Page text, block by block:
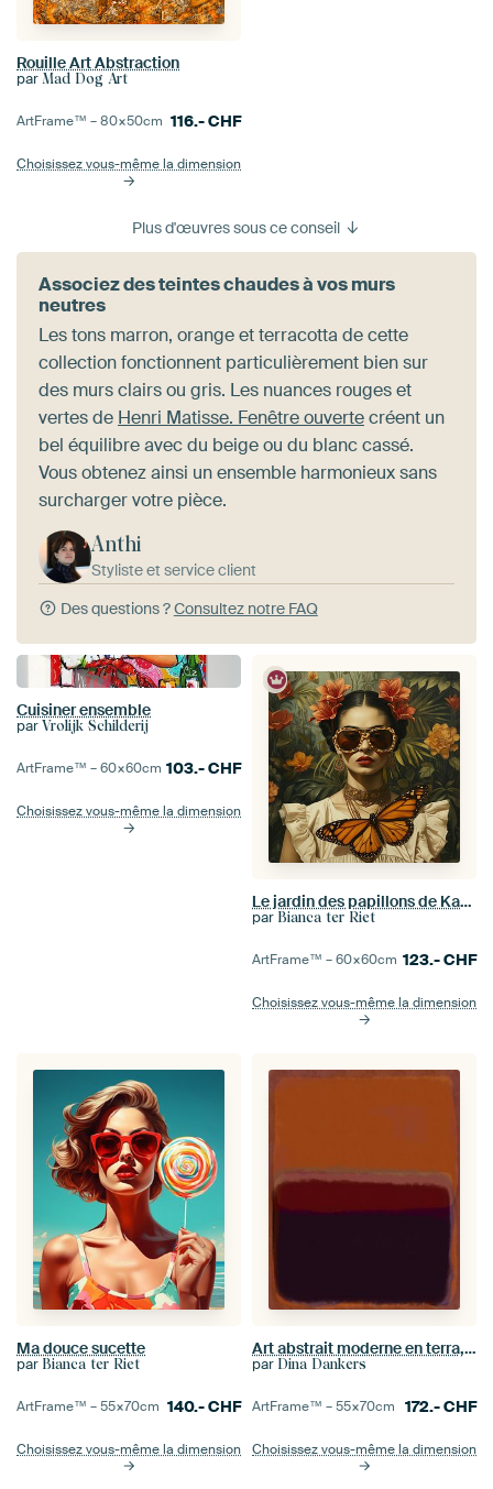
Rouille Art Abstraction
par Mad Dog Art
ArtFrame™ –80×50cm 116.-CHF
Choisissez vous-même la dimension
Plus d'œuvres sous ce conseil
Associez des teintes chaudes à vos murs
neutres
Les tons marron, orange et terracotta de cette
collection fonctionnent particulièrement bien sur
des murs clairs ou gris. Les nuances rouges et
vertes de Henri Matisse. Fenêtre ouvertecréent un
bel équilibre avec du beige ou du blanc cassé.
Vous obtenez ainsi un ensemble harmonieux sans
surcharger votre pièce.
Anthi
Styliste et service client
Des questions ?Consultez notre FAQ
Cuisiner ensemble
par Vrolijk Schilderij
ArtFrame™ –60×60cm 103.-CHF
Choisissez vous-même la dimension
Le jardin des papillons de Kahlo
par Bianca ter Riet
ArtFrame™ –60×60cm 123.-CHF
Choisissez vous-même la dimension
Ma douce sucette
par Bianca ter Riet
ArtFrame™ –55×70cm 140.-CHF
Choisissez vous-même la dimension
Art abstrait moderne en terra, brun, violet
par Dina Dankers
ArtFrame™ –55×70cm 172.-CHF
Choisissez vous-même la dimension